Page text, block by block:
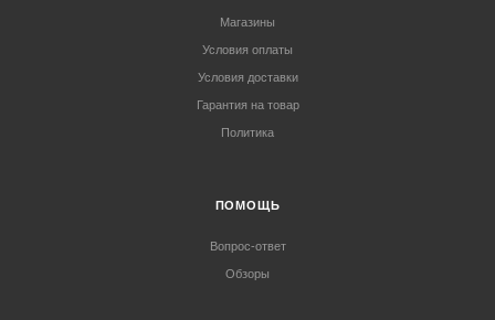
Магазины
Условия оплаты
Условия доставки
Гарантия на товар
Политика
ПОМОЩЬ
Вопрос-ответ
Обзоры